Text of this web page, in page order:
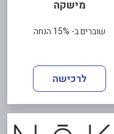
מישקה
שוברים ב- 15% הנחה
לרכישה